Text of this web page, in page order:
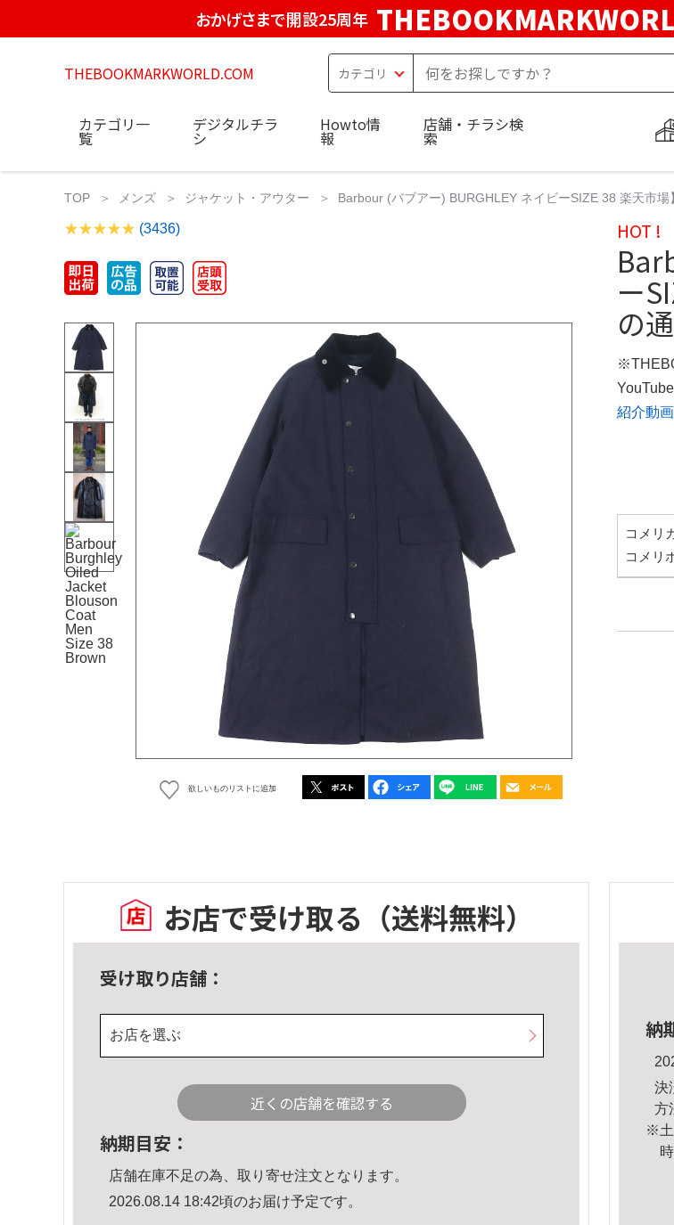
おかげさまで開設25周年
THEBOOKMARKWORLD.COM
カテゴリ一
覧
デジタルチラ
シ
Howto情
報
店舗・チラシ検
索
TOP メンズ ジャケット・アウター Barbour (バブアー) BURGHLEY ネイビーSIZE 38 楽天市
(3436)
欲しいものリストに追加
HOT !
ー
の
紹介動
コメリ
コメリ
お店で受け取る （送料無料）
受け取り店舗：
お店を選ぶ
近くの店舗を確認する
納期目安：
店舗在庫不足の為、取り寄せ注文となります。
2026.08.14 18:42頃のお届け予定です。
納
決
方
※土